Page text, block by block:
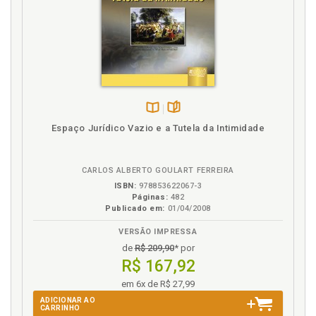
Majoritarismo, p. 96
Medicamento. Contemplação de terapias e
medicamentos incluídos nas listas, p. 258
Medicamento. Registro prévio da terapia,
equipamento de saúde ou me-dicamento, p. 253
Mínimo existencial, p. 229
orçamento da saúde?, p. 79
Orçamento e os custos dos direitos: o cobertor
Orçamento público. Situando o orçamento:
brevíssimo escorço histórico, p. 67
Orçamento. Constituição e as leis orçamentárias
brasileiras: o orçamento-programa, p. 70
Disponível
páginas
Espaço Jurídico Vazio e a Tutela da Intimidade
CARLOS ALBERTO GOULART FERREIRA
ISBN: 978853622067-3
Páginas: 482
Publicado em: 01/04/2008
VERSÃO IMPRESSA
deR$ 209,90* por
R$ 167,92
em 6x de R$ 27,99
ADICIONAR AO
CARRINHO